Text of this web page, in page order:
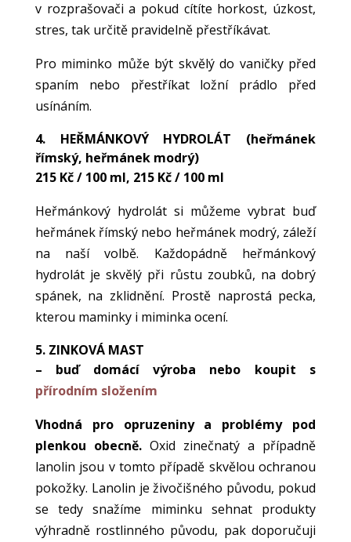
v rozprašovači a pokud cítíte horkost, úzkost,
stres, tak určitě pravidelně přestříkávat.
Pro miminko může být skvělý do vaničky před
spaním nebo přestříkat ložní prádlo před
usínáním.
4. HEŘMÁNKOVÝ HYDROLÁT (heřmánek
římský, heřmánek modrý)
215 Kč / 100 ml, 215 Kč / 100 ml
Heřmánkový hydrolát si můžeme vybrat buď
heřmánek římský nebo heřmánek modrý, záleží
na naší volbě. Každopádně heřmánkový
hydrolát je skvělý při růstu zoubků, na dobrý
spánek, na zklidnění. Prostě naprostá pecka,
kterou maminky i miminka ocení.
5. ZINKOVÁ MAST
– buď domácí výroba nebo koupit s
přírodním složením
Vhodná pro opruzeniny a problémy pod
plenkou obecně.Oxid zinečnatý a případně
lanolin jsou v tomto případě skvělou ochranou
pokožky. Lanolin je živočišného původu, pokud
se tedy snažíme miminku sehnat produkty
výhradně rostlinného původu, pak doporučuji